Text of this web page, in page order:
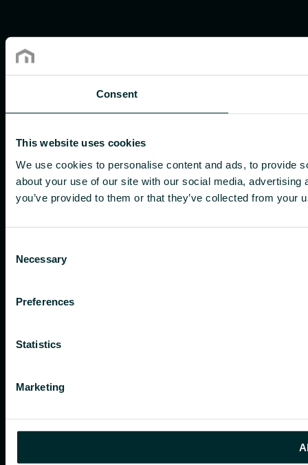
Consent
This website uses cookies
We use cookies to personalise content and ads, to provide
about your use of our site with our social media,
you’ve provided to them or that they’ve collected from your
Selection
Necessary
Preferences
Statistics
Marketing